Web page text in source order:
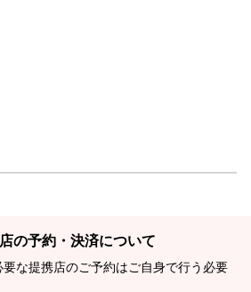
の予約・決済について
な提携店のご予約はご自身で行う必要